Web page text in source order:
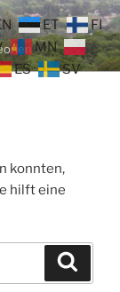
konnten,
hilft eine
ET
FI
MN
ES
SV